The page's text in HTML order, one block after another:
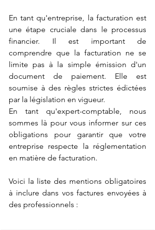
En tant qu'entreprise, la facturation est
une étape cruciale dans le processus
financier. Il est important de
comprendre que la facturation ne se
limite pas à la simple émission d'un
document de paiement. Elle est
soumise à des règles strictes édictées
par la législation en vigueur.
En tant qu'expert-comptable, nous
sommes là pour vous informer sur ces
obligations pour garantir que votre
entreprise respecte la réglementation
en matière de facturation.
Voici la liste des mentions obligatoires
à inclure dans vos factures envoyées à
des professionnels :